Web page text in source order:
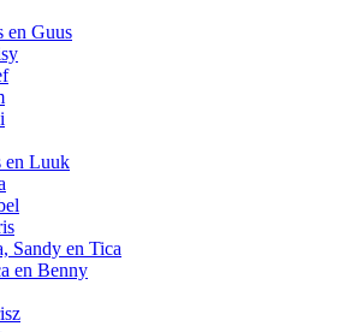
en Guus
en Luuk
Sandy en Tica
en Benny